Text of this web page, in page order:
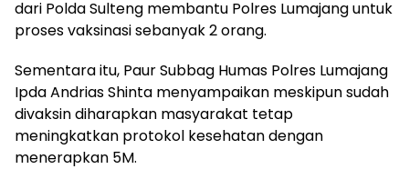
dari Polda Sulteng membantu Polres Lumajang untuk
proses vaksinasi sebanyak 2 orang.
Sementara itu, Paur Subbag Humas Polres Lumajang
Ipda Andrias Shinta menyampaikan meskipun sudah
divaksin diharapkan masyarakat tetap
meningkatkan protokol kesehatan dengan
menerapkan 5M.